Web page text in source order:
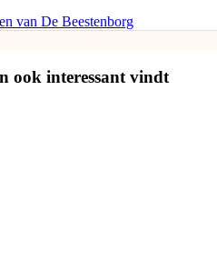
van De Beestenborg
ook interessant vindt